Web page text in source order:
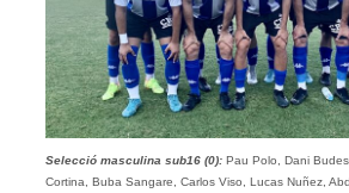
Selecció masculina sub16 (0):Pau Polo, Dani
Cortina, Buba Sangare, Carlos Viso, Lucas Nuñez,